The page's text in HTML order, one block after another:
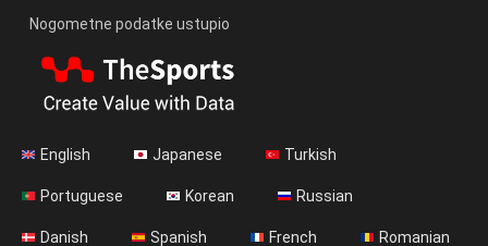
Nogometne podatke ustupio
English Japanese Turkish
Portuguese Korean Russian
Danish Spanish French Romanian